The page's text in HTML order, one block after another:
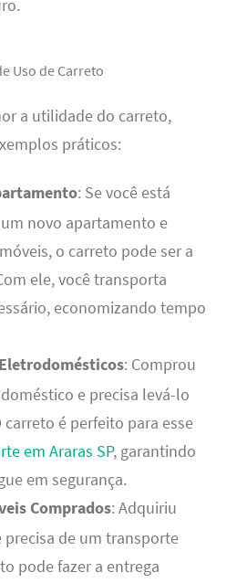
Uso de Carreto
a utilidade do carreto,
práticos:
: Se você está
novo apartamento e
o carreto pode ser a
ele, você transporta
economizando tempo
: Comprou
e precisa levá-lo
carreto é perfeito para esse
em Araras SP, garantindo
em segurança.
Comprados: Adquiriu
precisa de um transporte
pode fazer a entrega